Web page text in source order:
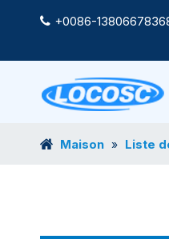
 +0086-
Maison » Liste